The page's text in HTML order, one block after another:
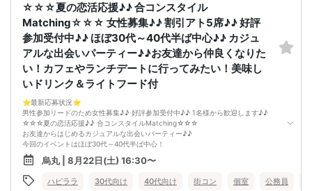
み願います。
お席の確保等を行っております運営都合上、ご理解をお願いします。
最少催行人数2対2～
ただし当日欠席による人数減少は不可抗力のため返金は行いません。
本イベントは貴重な同世代との出会いの場です。
上記同意了承の上お申し込みいただいたとみなします。
イベント当日、イベントの進行をスムーズにする為、スタッフの指示に従ってく
ださい。
☆☆☆夏の恋活応援♪♪ 合コンスタイル
Matching☆☆☆ 女性募集♪♪ 割引アト5席♪♪ 好評
参加受付中♪♪ ほぼ30代～40代半ば中心♪♪ カジュ
アルな出会いパーティー♪♪お友達から仲良くなりた
い！カフェやランチデートに行ってみたい！美味し
いドリンク＆ライトフード付
⭐️最新応募状況⭐️
男性参加リードのため女性募集♪♪ 好評参加受付中♪♪ 1名様から歓迎します♪♪
☆☆☆夏の恋活応援♪♪ 合コンスタイルMatching☆☆☆
お友達からはじめるカジュアルな出会いパーティー♪♪
今回のイベントはほぼ30代～40代半ば中心！
「まずは気軽に友達として仲良くなりたい♪♪」
「気になる方とカフェやランチデートに行ってみたい♪♪」
「良きパートナーを見つけたい♪♪」
そんなあなたにぴったりのコンパ風な出会いイベントをご用意しました♪
烏丸 | 8月22日(土) 16:30〜
ハピララ 30代向け 40代向け 街コン 個室 公務員